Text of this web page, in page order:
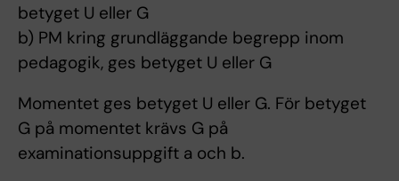
betyget U eller G
b) PM kring grundläggande begrepp inom
pedagogik, ges betyget U eller G
Momentet ges betyget U eller G. För betyget
G på momentet krävs G på
examinationsuppgift a och b.